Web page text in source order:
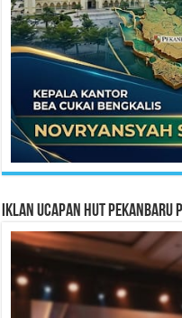
Iklan Ucapan HUT Pekanbaru